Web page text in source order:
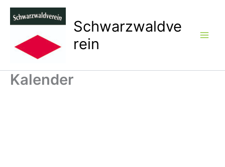
Zum
Inhalt
Schwarzwaldve
rein
Kalender